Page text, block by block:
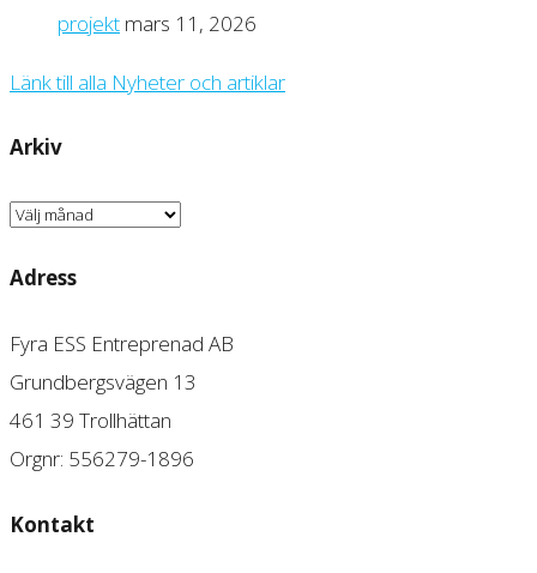
projekt mars 11, 2026
Länk till alla Nyheter och artiklar
Arkiv
Arkiv
Adress
Fyra ESS Entreprenad AB
Grundbergsvägen 13
461 39 Trollhättan
Orgnr: 556279-1896
Kontakt